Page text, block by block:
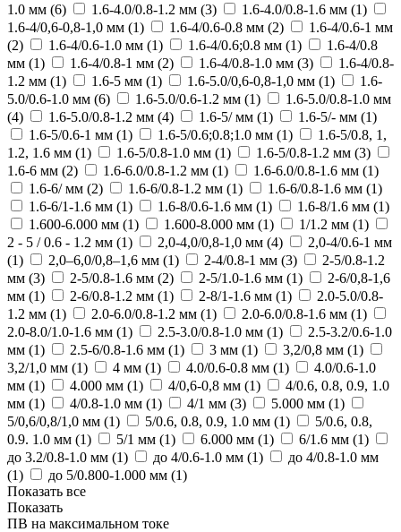
1.0 мм (6) 1.6-4.0/0.8-1.2 мм (3) 1.6-4.0/0.8-1.6 мм (1)
1.6-4/0,6-0,8-1,0 мм (1) 1.6-4/0.6-0.8 мм (2)
1.6-4/0.6-1 мм
(2) 1.6-4/0.6-1.0 мм (1) 1.6-4/0.6;0.8 мм (1)
1.6-4/0.8
мм (1) 1.6-4/0.8-1 мм (2) 1.6-4/0.8-1.0 мм (3)
1.6-4/0.8-
1.2 мм (1) 1.6-5 мм (1) 1.6-5.0/0,6-0,8-1,0 мм (1)
1.6-
5.0/0.6-1.0 мм (6) 1.6-5.0/0.6-1.2 мм (1)
1.6-5.0/0.8-1.0 мм
(4) 1.6-5.0/0.8-1.2 мм (4) 1.6-5/ мм (1) 1.6-5/- мм (1)
1.6-5/0.6-1 мм (1) 1.6-5/0.6;0.8;1.0 мм (1)
1.6-5/0.8, 1,
1.2, 1.6 мм (1) 1.6-5/0.8-1.0 мм (1) 1.6-5/0.8-1.2 мм (3)
1.6-6 мм (2) 1.6-6.0/0.8-1.2 мм (1) 1.6-6.0/0.8-1.6 мм (1)
1.6-6/ мм (2) 1.6-6/0.8-1.2 мм (1) 1.6-6/0.8-1.6 мм (1)
1.6-6/1-1.6 мм (1) 1.6-8/0.6-1.6 мм (1) 1.6-8/1.6 мм (1)
1.600-6.000 мм (1) 1.600-8.000 мм (1) 1/1.2 мм (1)
2 - 5 / 0.6 - 1.2 мм (1) 2,0-4,0/0,8-1,0 мм (4)
2,0-4/0.6-1 мм
(1) 2,0–6,0/0,8–1,6 мм (1) 2-4/0.8-1 мм (3)
2-5/0.8-1.2
мм (3) 2-5/0.8-1.6 мм (2) 2-5/1.0-1.6 мм (1)
2-6/0,8-1,6
мм (1) 2-6/0.8-1.2 мм (1) 2-8/1-1.6 мм (1)
2.0-5.0/0.8-
1.2 мм (1) 2.0-6.0/0.8-1.2 мм (1) 2.0-6.0/0.8-1.6 мм (1)
2.0-8.0/1.0-1.6 мм (1) 2.5-3.0/0.8-1.0 мм (1)
2.5-3.2/0.6-1.0
мм (1) 2.5-6/0.8-1.6 мм (1) 3 мм (1) 3,2/0,8 мм (1)
3,2/1,0 мм (1) 4 мм (1) 4.0/0.6-0.8 мм (1)
4.0/0.6-1.0
мм (1) 4.000 мм (1) 4/0,6-0,8 мм (1)
4/0.6, 0.8, 0.9, 1.0
мм (1) 4/0.8-1.0 мм (1) 4/1 мм (3) 5.000 мм (1)
5/0,6/0,8/1,0 мм (1) 5/0.6, 0.8, 0.9, 1.0 мм (1)
5/0.6, 0.8,
0.9. 1.0 мм (1) 5/1 мм (1) 6.000 мм (1) 6/1.6 мм (1)
до 3.2/0.8-1.0 мм (1) до 4/0.6-1.0 мм (1)
до 4/0.8-1.0 мм
(1) до 5/0.800-1.000 мм (1)
Показать все
Показать
ПВ на максимальном токе